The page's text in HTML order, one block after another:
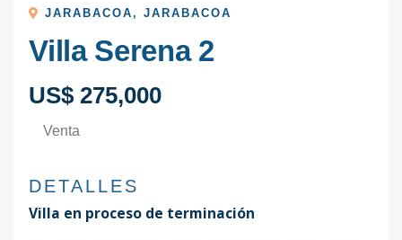
JARABACOA ,JARABACOA
Villa Serena 2
US$ 275,000
Venta
DETALLES
Villa en proceso de terminación